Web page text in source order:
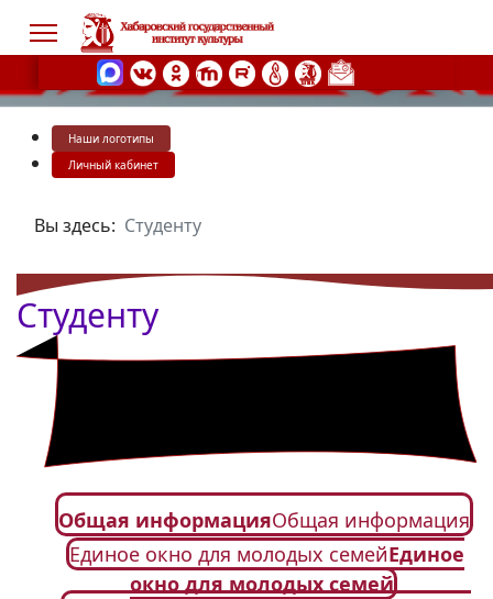
Наши логотипы
Личный кабинет
Вы здесь: Студенту
Студенту
Общая информацияОбщая информация
Единое окно для молодых семейЕдиное
окно для молодых семей